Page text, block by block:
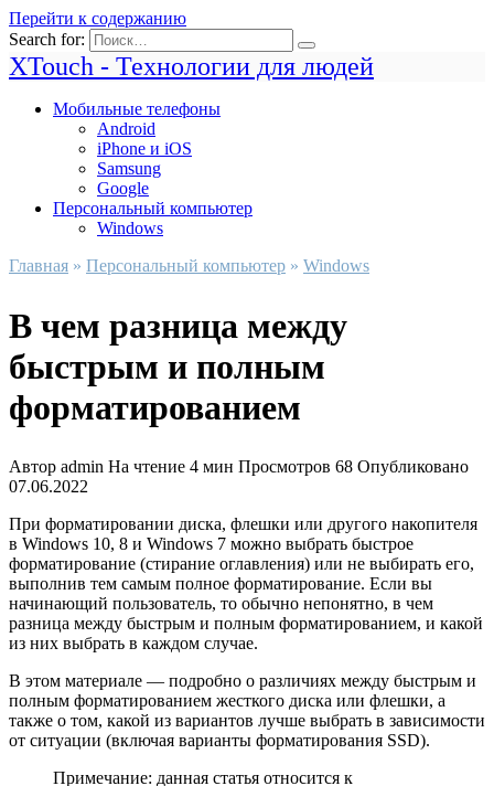
Перейти к содержанию
Search for:
XTouch - Технологии для людей
Мобильные телефоны
Android
iPhone и iOS
Samsung
Google
Персональный компьютер
Windows
Главная » Персональный компьютер » Windows
В чем разница между
быстрым и полным
форматированием
Автор admin На чтение 4 мин Просмотров 68 Опубликовано
07.06.2022
При форматировании диска, флешки или другого накопителя
в Windows 10, 8 и Windows 7 можно выбрать быстрое
форматирование (стирание оглавления) или не выбирать его,
выполнив тем самым полное форматирование. Если вы
начинающий пользователь, то обычно непонятно, в чем
разница между быстрым и полным форматированием, и какой
из них выбрать в каждом случае.
В этом материале — подробно о различиях между быстрым и
полным форматированием жесткого диска или флешки, а
также о том, какой из вариантов лучше выбрать в зависимости
от ситуации (включая варианты форматирования SSD).
Примечание: данная статья относится к